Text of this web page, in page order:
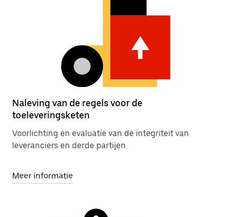
Naleving van de regels voor de
toeleveringsketen
Voorlichting en evaluatie van de integriteit van
leveranciers en derde partijen.
Meer informatie